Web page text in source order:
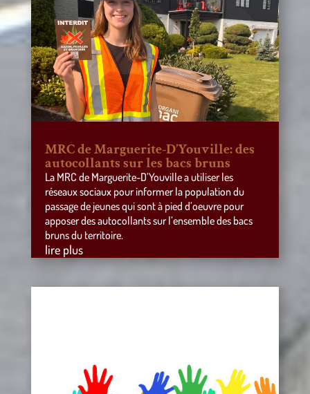
MRC de Marguerite-D’Youville: des
autocollants sur les bacs bruns
La MRC de Marguerite-D’Youville a utiliser les
réseaux sociaux pour informer la population du
passage de jeunes qui sont à pied d’oeuvre pour
apposer des autocollants sur l’ensemble des bacs
bruns du territoire.
lire plus